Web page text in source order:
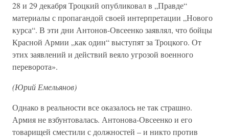
28 и 29 декабря Троцкий опубликовал в „Правде“
материалы с пропагандой своей интерпретации „Нового
курса“. В эти дни Антонов-Овсеенко заявлял, что бойцы
Красной Армии „как один“ выступят за Троцкого. От
этих заявлений и действий веяло угрозой военного
переворота».
(Юрий Емельянов)
Однако в реальности все оказалось не так страшно.
Армия не взбунтовалась. Антонова-Овсеенко и его
товарищей сместили с должностей – и никто против